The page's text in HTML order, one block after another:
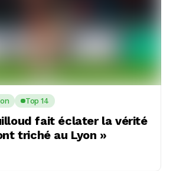
Top 14
fait éclater la vérité
triché au Lyon »